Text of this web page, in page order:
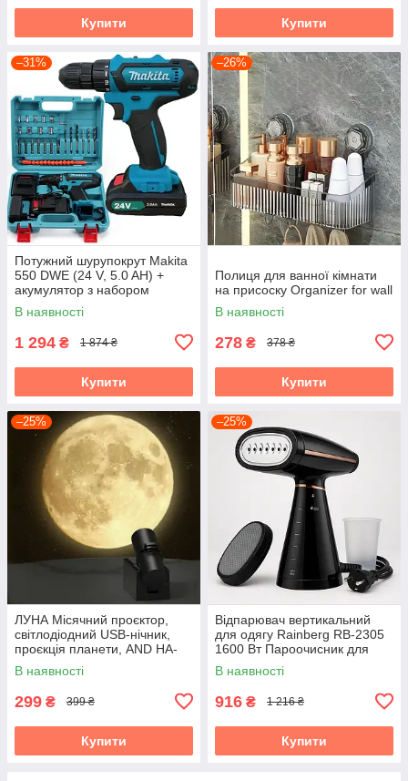
Купити Купити
–31%
Потужний шурупокрут Makita
550 DWE (24 V, 5.0 AH) +
акумулятор з набором
інструментів "Макіта"
В наявності
1 294 ₴ 1 874 ₴
Купити
–26%
Полиця для ванної кімнати
на присоску Organizer for wall
В наявності
278 ₴ 378 ₴
Купити
–25%
ЛУНА Місячний проєктор,
світлодіодний USB-нічник,
проєкція планети, AND HA-
126
В наявності
299 ₴ 399 ₴
Купити
–25%
Відпарювач вертикальний
для одягу Rainberg RB-2305
1600 Вт Пароочисник для
штор і постільної білизни
В наявності
916 ₴ 1 216 ₴
Купити